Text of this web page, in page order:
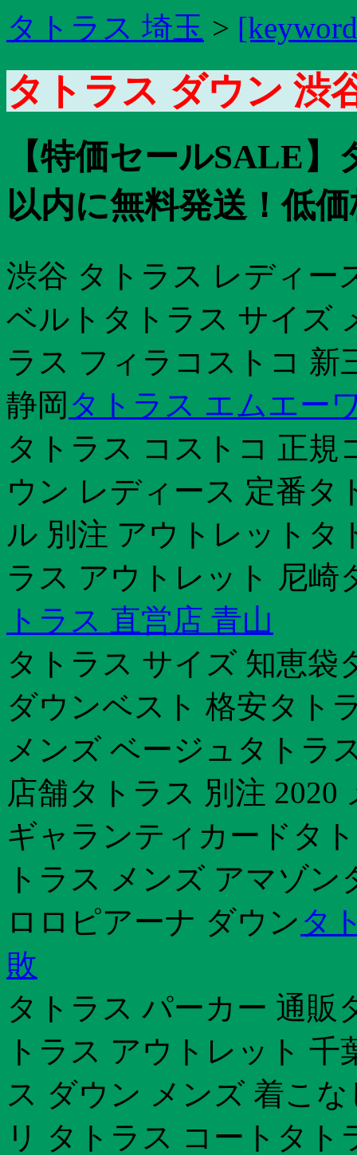
タトラス 埼玉 >
タトラス ダウン 渋
【特価セールSALE
以内に無料発送！低価
渋谷 タトラス レディー
ベルトタトラス サイズ
ラス フィラコストコ 新
静岡 タトラス エムエー
タトラス コストコ 正
ウン レディース 定番タ
ル 別注 アウトレットタ
ラス アウトレット 尼崎
トラス 直営店 青山
タトラス サイズ 知恵袋
ダウンベスト 格安タト
メンズ ベージュタトラ
店舗タトラス 別注
ギャランティカードタ
トラス メンズ アマゾ
ロロピアーナ ダウン タ
敗
タトラス パーカー 通販
トラス アウトレット
ス ダウン メンズ 着こ
リ タトラス コートタ